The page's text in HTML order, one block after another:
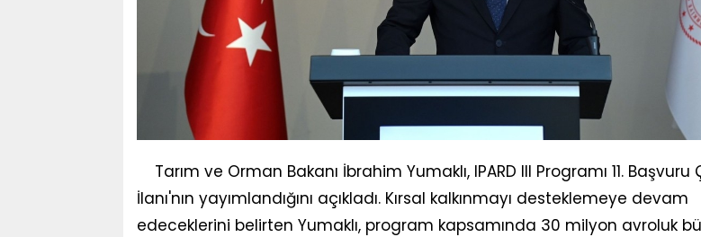
Tarım ve Orman Bakanı İbrahim Yumaklı, IPARD III Programı 11. Başvuru
İlanı'nın yayımlandığını açıkladı. Kırsal kalkınmayı desteklemeye devam
edeceklerini belirten Yumaklı, program kapsamında 30 milyon avroluk